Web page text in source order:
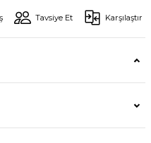
Tavsiye Et Karşılaştır